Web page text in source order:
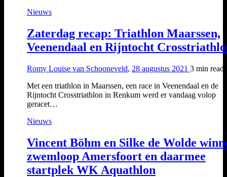
Nieuws
Zaterdag recap: Triathlon Maarssen,
Veenendaal en Rijntocht
Romy Louise van Schooneveld, 28 augustus 2021 3 min read
Met een triathlon in Maarssen, een race in Veenendaal en de
Rijntocht Crosstriathlon in Renkum werd er vandaag volop
geracet…
Nieuws
Vincent Böhm en Silke de Wolde
zwemloop Amersfoort en daarmee
startplek WK Aquathlon